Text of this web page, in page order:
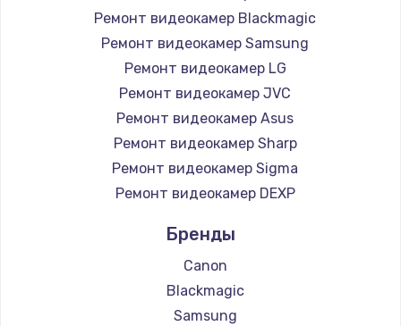
Ремонт видеокамер Blackmagic
Ремонт видеокамер Samsung
Ремонт видеокамер LG
Ремонт видеокамер JVC
Ремонт видеокамер Asus
Ремонт видеокамер Sharp
Ремонт видеокамер Sigma
Ремонт видеокамер DEXP
Бренды
Canon
Blackmagic
Samsung